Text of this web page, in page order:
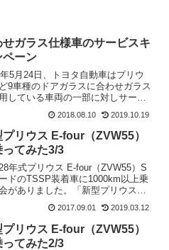
せガラス仕様車のサービスキ
ペーン
5月24日、トヨタ自動車はプリウ
9車種のドアガラスに合わせガラス
している車両の一部に対しサービ
2018.08.10 2019.10.19
プリウス E-four（ZVW55）
ってみた3/3
年式プリウス E-four（ZVW55）S
ドのTSSP装着車に1000km以上乗
がありました。「新型プリウスに
2017.09.01 2019.03.12
プリウス E-four（ZVW55）
ってみた2/3